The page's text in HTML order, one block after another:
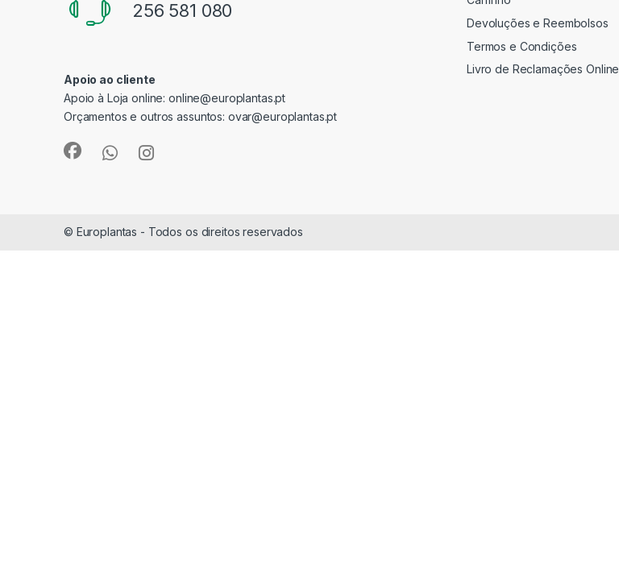
256 581 080
Apoio ao cliente
Apoio à Loja online:online@europlantas.pt
Orçamentos e outros assuntos: ovar@europlantas.pt
Devoluções e Reembolsos
Termos e Condições
Livro de Reclamações Online
© Europlantas - Todos os direitos reservados